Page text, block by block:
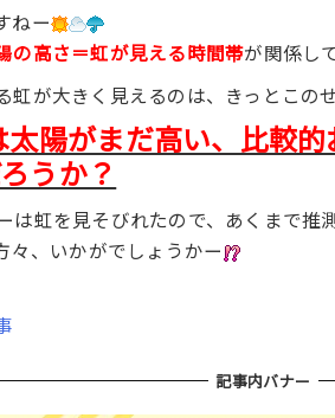
ねー
の高さ＝虹が見える時間帯が関係し
虹が大きく見えるのは、きっとこのせ
陽がまだ高い、比較
うか？
虹を見そびれたので、あくまで推
々、いかがでしょうかー
記事内バナー